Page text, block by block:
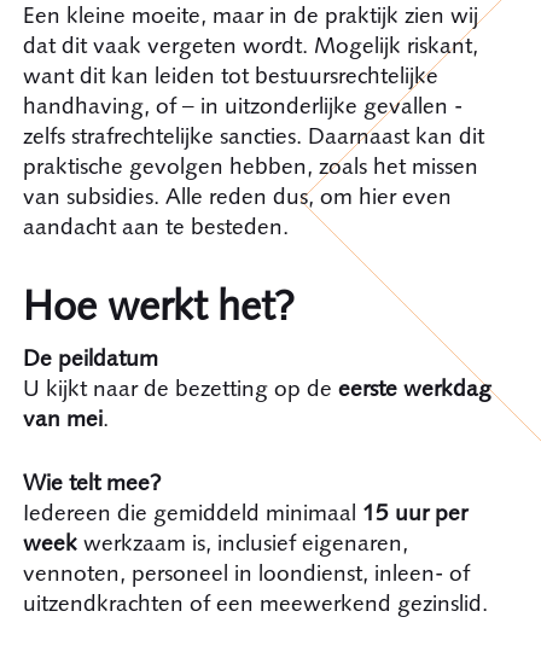
Een kleine moeite, maar in de praktijk zien wij
dat dit vaak vergeten wordt. Mogelijk riskant,
want dit kan leiden tot bestuursrechtelijke
handhaving, of – in uitzonderlijke gevallen -
zelfs strafrechtelijke sancties. Daarnaast kan dit
praktische gevolgen hebben, zoals het missen
van subsidies. Alle reden dus, om hier even
aandacht aan te besteden.
Hoe werkt het?
De peildatum
U kijkt naar de bezetting op de eerste werkdag
van mei.
Wie telt mee?
Iedereen die gemiddeld minimaal 15 uur per
week werkzaam is, inclusief eigenaren,
vennoten, personeel in loondienst, inleen- of
uitzendkrachten of een meewerkend gezinslid.